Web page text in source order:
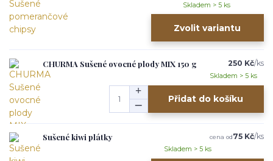
Skladem > 5 ks
Zvolit variantu
CHURMA Sušené ovocné plody MIX 150 g 250 Kč/ks
Skladem > 5 ks
Přidat do košíku
Sušené kiwi plátky cena od75 Kč/ks
Skladem > 5 ks